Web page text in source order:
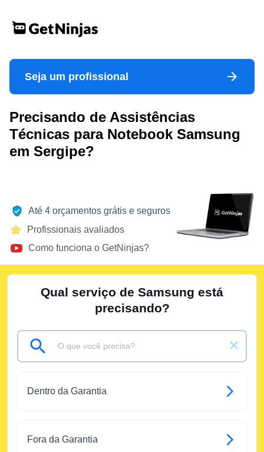
Seja um profissional
Precisando de Assistências
Técnicas para Notebook Samsung
em Sergipe?
Até 4 orçamentos grátis e seguros
Profissionais avaliados
Como funciona o GetNinjas?
Qual serviço de Samsung está
precisando?
Dentro da Garantia
Fora da Garantia